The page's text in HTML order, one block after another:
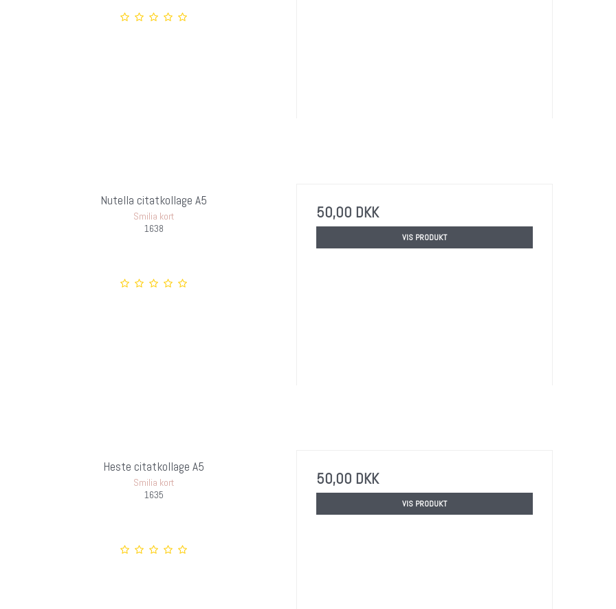
Nutella citatkollage A5
Smilia kort
1638
50,00 DKK
VIS PRODUKT
Heste citatkollage A5
Smilia kort
1635
50,00 DKK
VIS PRODUKT